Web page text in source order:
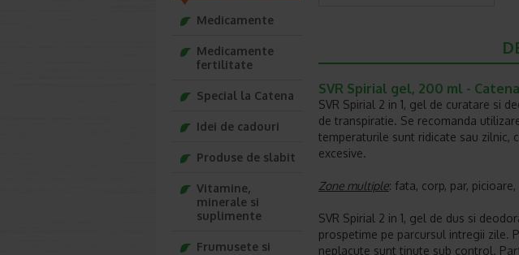
SVR Spirial gel, 200 ml - Catena
SVR Spirial 2 in 1, gel de curatare si
de transpiratie. Se recomanda
temperaturile sunt ridicate sau zilnic,
excesive.
Zone multiple: fata, corp, par,
SVR Spirial 2 in 1, gel de dus si
prospetime pe parcursul intregii zile.
neplacute sunt tinute sub control.
Medicamente
Medicamente
fertilitate
Special la Catena
Idei de cadouri
Produse de slabit
Vitamine,
minerale si
suplimente
Frumusete si